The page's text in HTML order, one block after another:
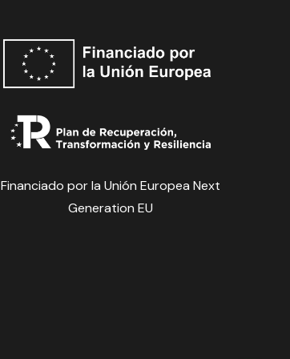
Financiado por la Unión Europea Next
Generation EU